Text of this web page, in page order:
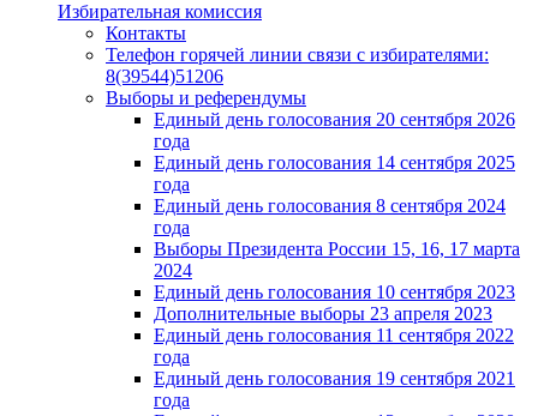
Избирательная комиссия
Контакты
Телефон горячей линии связи с избирателями:
8(39544)51206
Выборы и референдумы
Единый день голосования 20 сентября 2026
года
Единый день голосования 14 сентября 2025
года
Единый день голосования 8 сентября 2024
года
Выборы Президента России 15, 16, 17 марта
2024
Единый день голосования 10 сентября 2023
Дополнительные выборы 23 апреля 2023
Единый день голосования 11 сентября 2022
года
Единый день голосования 19 сентября 2021
года